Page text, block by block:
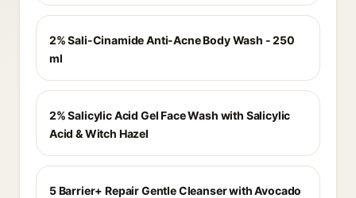
2% Sali-Cinamide Anti-Acne Body Wash - 250
ml
2% Salicylic Acid Gel Face Wash with Salicylic
Acid & Witch Hazel
5 Barrier+ Repair Gentle Cleanser with Avocado